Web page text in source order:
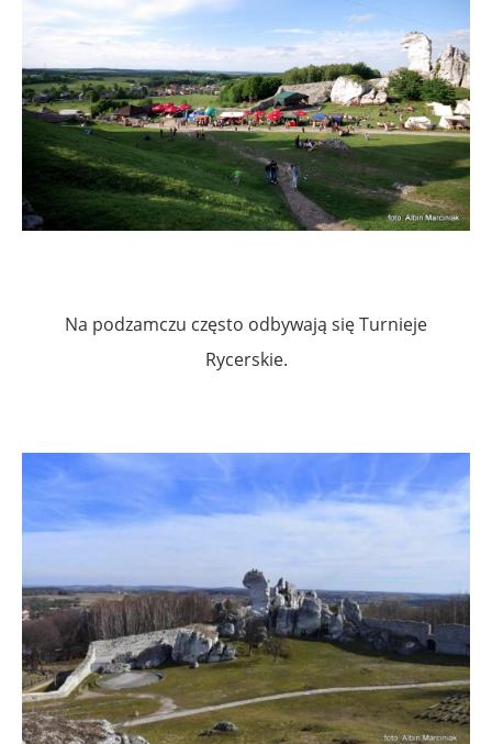
Na podzamczu często odbywają się Turnieje
Rycerskie.